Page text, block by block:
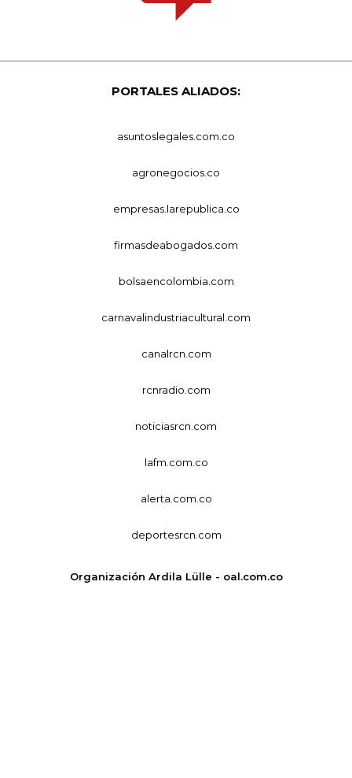
PORTALES ALIADOS:
asuntoslegales.com.co
agronegocios.co
empresas.larepublica.co
firmasdeabogados.com
bolsaencolombia.com
carnavalindustriacultural.com
canalrcn.com
rcnradio.com
noticiasrcn.com
lafm.com.co
alerta.com.co
deportesrcn.com
Organización Ardila Lülle - oal.com.co